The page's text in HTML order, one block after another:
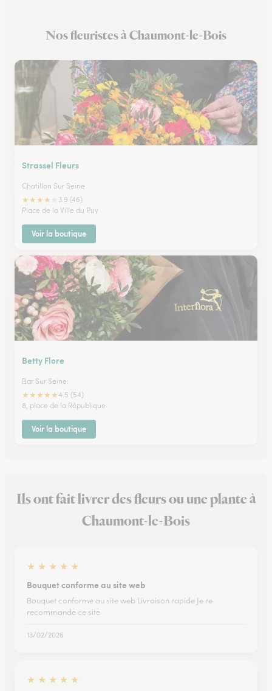
Fleuristes à Meursault
Nos fleuristes à Chaumont-le-Bois
Strassel Fleurs
Chatillon Sur Seine
★★★★
3.9 (46)
Place de la Ville du Puy
Voir la boutique
Betty Flore
Bar Sur Seine
★★★★★4.5 (54)
8, place de la République
Voir la boutique
Ils ont fait livrer des fleurs ou une plante à
Chaumont-le-Bois
★ ★ ★ ★ ★
Bouquet conforme au site web
Bouquet conforme au site web Livraison rapide Je re
recommande ce site
13/02/2026
★ ★ ★ ★ ★